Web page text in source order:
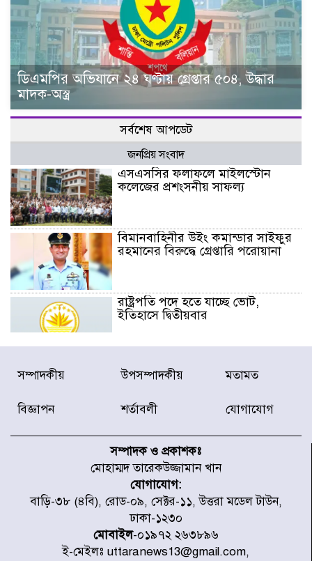
ডিএমপির অভিযানে ২৪ ঘণ্টায় গ্রেপ্তার ৫০৪, উদ্ধার
মাদক-অস্ত্র
সর্বশেষ আপডেট
জনপ্রিয় সংবাদ
এসএসসির ফলাফলে মাইলস্টোন
কলেজের প্রশংসনীয় সাফল্য
বিমানবাহিনীর উইং কমান্ডার সাইফুর
রহমানের বিরুদ্ধে গ্রেপ্তারি পরোয়ানা
রাষ্ট্রপতি পদে হতে যাচ্ছে ভোট,
ইতিহাসে দ্বিতীয়বার
রাষ্ট্রপতি নির্বাচনে ১১ দলীয় জোটের
প্রার্থী কর্নেল অলি আহমদ
নতুন উদ্যোগ নিকুঞ্জ-টানপাড়ায়
নবনির্বাচিত কার্যনির্বাহী পরিষদের
উদ্যোগে উত্তরা ১৩ নং সেক্টর-এ
পরিষ্কার-পরিচ্ছন্নতা অভিযান
সম্পাদকীয় উপসম্পাদকীয় মতামত
বিজ্ঞাপন শর্তাবলী যোগাযোগ
সম্পাদক ও প্রকাশকঃ
মোহাম্মদ তারেকউজ্জামান খান
যোগাযোগ:
বাড়ি-৩৮ (৪বি), রোড-০৯, সেক্টর-১১, উত্তরা মডেল টাউন,
ঢাকা-১২৩০
মোবাইল-০১৯৭২ ২৬৩৮৯৬
ই-মেইলঃ uttaranews13@gmail.com,